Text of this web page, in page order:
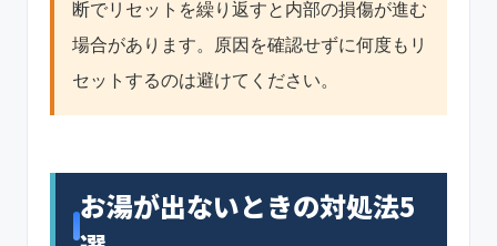
断でリセットを繰り返すと内部の損傷が進む
場合があります。原因を確認せずに何度もリ
セットするのは避けてください。
お湯が出ないときの対処法5